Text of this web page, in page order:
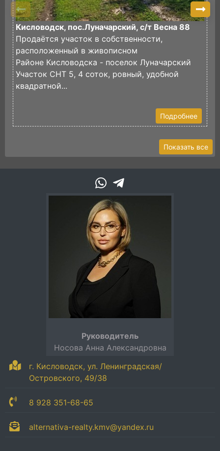
Кисловодск, пос.Луначарский, с/т Весна 88
Продаётся участок в собственности,
расположенный в живописном
Районе Кисловодска - поселок Луначарский
Участок СНТ 5, 4 соток, ровный, удобной
квадратной...
Подробнее
Показать все
г. Кисловодск, ул. Ленинградская/
Островского, 49/38
8 928 351-68-65
alternativa-realty.kmv@yandex.ru
Руководитель
Носова Анна Александровна